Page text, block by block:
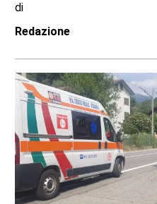
di
Redazione